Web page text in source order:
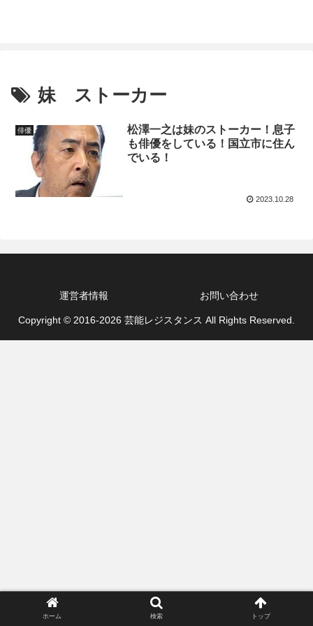
妹 ストーカー
俳優
松澤一之は妹のストーカー！息子
も俳優をしている！国立市に住ん
でいる！
2023.10.28
運営者情報 お問い合わせ
Copyright © 2016-2026 芸能レジスタンス All Rights Reserved.
ホーム 検索 トップ